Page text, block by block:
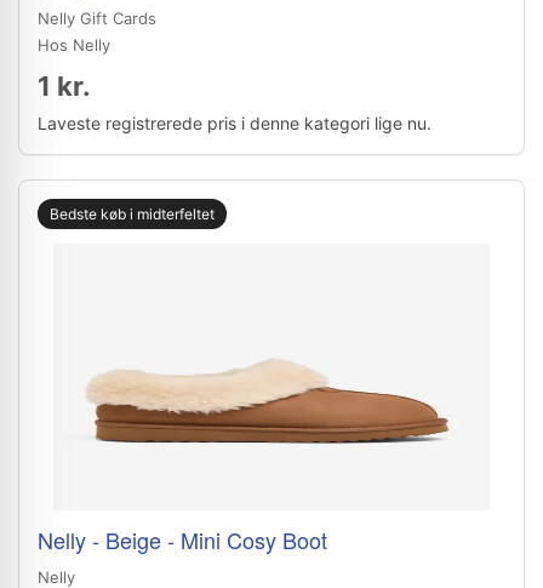
Nelly Gift Cards
Hos Nelly
1 kr.
Laveste registrerede pris i denne kategori lige nu.
Bedste køb i midterfeltet
Nelly - Beige - Mini Cosy Boot
Nelly